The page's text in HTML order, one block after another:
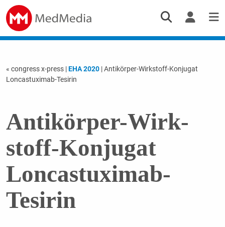
« congress x-press |EHA 2020| Antikörper-Wirk­stoff-Kon­ju­gat
Loncastuximab-Tesirin
Antikörper-Wirk­
stoff-Kon­ju­gat
Loncastuximab-
Tesirin